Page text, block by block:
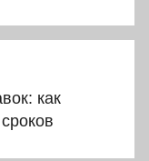
как